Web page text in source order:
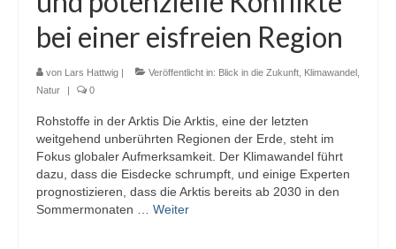
Webcams
Winterdienst
Glossar
Datenschutz
Impressum
bei einer eisfreien Region
von Lars Hattwig | Veröffentlicht in: Blick in die Zukunft Klimawandel
Natur
| 0
Rohstoffe in der Arktis Die Arktis, eine der letzten
weitgehend unberührten Regionen der Erde, steht im
Fokus globaler Aufmerksamkeit. Der Klimawandel führt
dazu, dass die Eisdecke schrumpft, und einige Experten
prognostizieren, dass die Arktis bereits ab 2030 in den
Sommermonaten … Weiter